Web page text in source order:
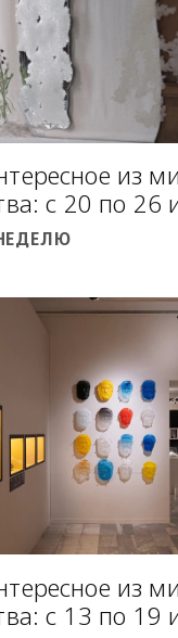
из
с 20 по 26
из
с 13 по 19